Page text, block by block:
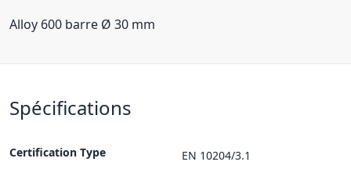
Alloy 600 barre Ø 30 mm
Spécifications
Certification Type
EN 10204/3.1